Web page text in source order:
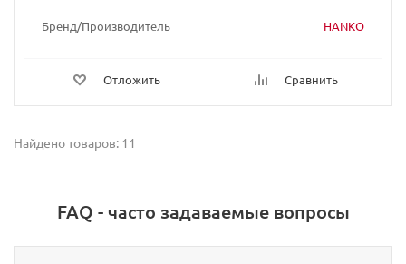
Бренд/Производитель HANKO
Отложить Сравнить
Найдено товаров: 11
FAQ - часто задаваемые вопросы